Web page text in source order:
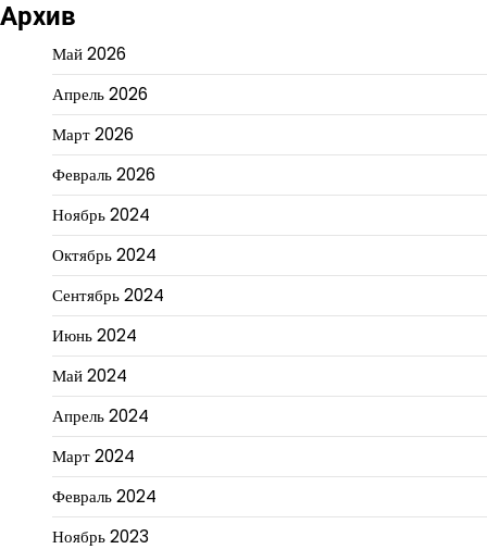
Архив
Май 2026
Апрель 2026
Март 2026
Февраль 2026
Ноябрь 2024
Октябрь 2024
Сентябрь 2024
Июнь 2024
Май 2024
Апрель 2024
Март 2024
Февраль 2024
Ноябрь 2023